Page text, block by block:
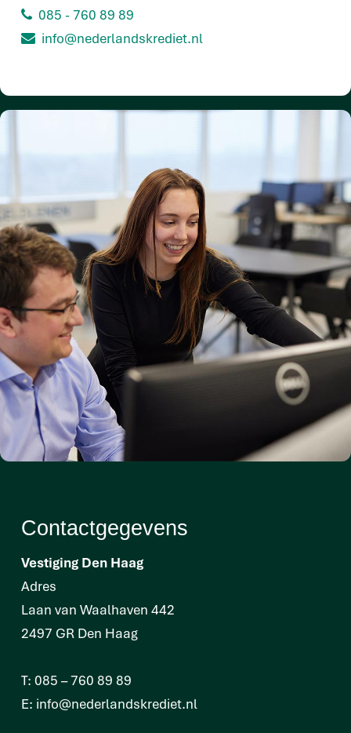
085 - 760 89 89
info@nederlandskrediet.nl
Contactgegevens
Vestiging Den Haag
Adres
Laan van Waalhaven 442
2497 GR Den Haag
T: 085 – 760 89 89
E: info@nederlandskrediet.nl